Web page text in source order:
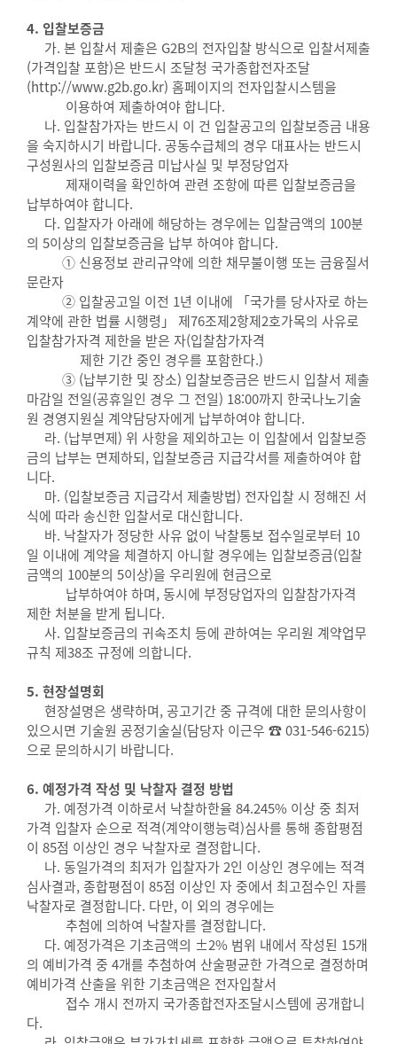
4. 입찰보증금
가. 본 입찰서 제출은 G2B의 전자입찰 방식으로 입찰서제출
(가격입찰 포함)은 반드시 조달청 국가종합전자조달
(http://www.g2b.go.kr) 홈페이지의 전자입찰시스템을
이용하여 제출하여야 합니다.
나. 입찰참가자는 반드시 이 건 입찰공고의 입찰보증금 내용
을 숙지하시기 바랍니다. 공동수급체의 경우 대표사는 반드시
구성원사의 입찰보증금 미납사실 및 부정당업자
제재이력을 확인하여 관련 조항에 따른 입찰보증금을
납부하여야 합니다.
다. 입찰자가 아래에 해당하는 경우에는 입찰금액의 100분
의 5이상의 입찰보증금을 납부 하여야 합니다.
① 신용정보 관리규약에 의한 채무불이행 또는 금융질서
문란자
② 입찰공고일 이전 1년 이내에 「국가를 당사자로 하는
계약에 관한 법률 시행령」 제76조제2항제2호가목의 사유로
입찰참가자격 제한을 받은 자(입찰참가자격
제한 기간 중인 경우를 포함한다.)
③ (납부기한 및 장소) 입찰보증금은 반드시 입찰서 제출
마감일 전일(공휴일인 경우 그 전일) 18:00까지 한국나노기술
원 경영지원실 계약담당자에게 납부하여야 합니다.
라. (납부면제) 위 사항을 제외하고는 이 입찰에서 입찰보증
금의 납부는 면제하되, 입찰보증금 지급각서를 제출하여야 합
니다.
마. (입찰보증금 지급각서 제출방법) 전자입찰 시 정해진 서
식에 따라 송신한 입찰서로 대신합니다.
바. 낙찰자가 정당한 사유 없이 낙찰통보 접수일로부터 10
일 이내에 계약을 체결하지 아니할 경우에는 입찰보증금(입찰
금액의 100분의 5이상)을 우리원에 현금으로
납부하여야 하며, 동시에 부정당업자의 입찰참가자격
제한 처분을 받게 됩니다.
사. 입찰보증금의 귀속조치 등에 관하여는 우리원 계약업무
규칙 제38조 규정에 의합니다.
5. 현장설명회
현장설명은 생략하며, 공고기간 중 규격에 대한 문의사항이
있으시면 기술원 공정기술실(담당자 이근우 ☎ 031-546-6215)
으로 문의하시기 바랍니다.
6. 예정가격 작성 및 낙찰자 결정 방법
가. 예정가격 이하로서 낙찰하한율 84.245% 이상 중 최저
가격 입찰자 순으로 적격(계약이행능력)심사를 통해 종합평점
이 85점 이상인 경우 낙찰자로 결정합니다.
나. 동일가격의 최저가 입찰자가 2인 이상인 경우에는 적격
심사결과, 종합평점이 85점 이상인 자 중에서 최고점수인 자를
낙찰자로 결정합니다. 다만, 이 외의 경우에는
추첨에 의하여 낙찰자를 결정합니다.
다. 예정가격은 기초금액의 ±2% 범위 내에서 작성된 15개
의 예비가격 중 4개를 추첨하여 산술평균한 가격으로 결정하며
예비가격 산출을 위한 기초금액은 전자입찰서
접수 개시 전까지 국가종합전자조달시스템에 공개합니
다.